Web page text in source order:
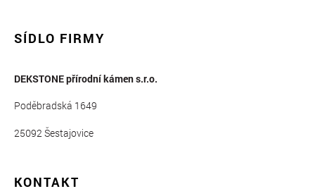
SÍDLO FIRMY
DEKSTONE přírodní kámen s.r.o.
Poděbradská 1649
25092 Šestajovice
KONTAKT